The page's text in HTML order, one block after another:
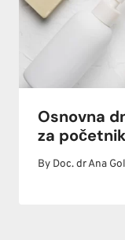
Osnovna
za
By Doc. dr Ana